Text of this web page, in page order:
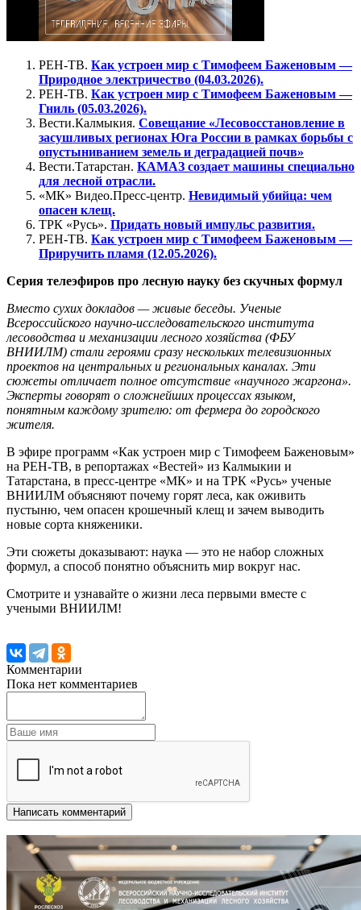
РЕН-ТВ. Как устроен мир с Тимофеем Баженовым —
Природное электричество (04.03.2026).
РЕН-ТВ. Как устроен мир с Тимофеем Баженовым —
Гниль (05.03.2026).
Вести.Калмыкия. Совещание «Лесовосстановление в
засушливых регионах Юга России в рамках борьбы с
опустыниванием земель и деградацией почв»
Вести.Татарстан. КАМАЗ создает машины специально
для лесной отрасли.
«МК» Видео.Пресс-центр. Невидимый убийца: чем
опасен клещ.
ТРК «Русь». Придать новый импульс развития.
РЕН-ТВ. Как устроен мир с Тимофеем Баженовым —
Приручить пламя (12.05.2026).
Серия телеэфиров про лесную науку без скучных формул
Вместо сухих докладов — живые беседы. Ученые
Всероссийского научно-исследовательского института
лесоводства и механизации лесного хозяйства (ФБУ
ВНИИЛМ) стали героями сразу нескольких телевизионных
проектов на центральных и региональных каналах. Эти
сюжеты отличает полное отсутствие «научного жаргона».
Эксперты говорят о сложнейших процессах языком,
понятным каждому зрителю: от фермера до городского
жителя.
В эфире программ «Как устроен мир с Тимофеем Баженовым»
на РЕН-ТВ, в репортажах «Вестей» из Калмыкии и
Татарстана, в пресс-центре «МК» и на ТРК «Русь» ученые
ВНИИЛМ объясняют почему горят леса, как оживить
пустыню, чем опасен крошечный клещ и зачем выводить
новые сорта княженики.
Эти сюжеты доказывают: наука — это не набор сложных
формул, а способ понятно объяснить мир вокруг нас.
Смотрите и узнавайте о жизни леса первыми вместе с
учеными ВНИИЛМ!
Комментарии
Пока нет комментариев
Написать комментарий